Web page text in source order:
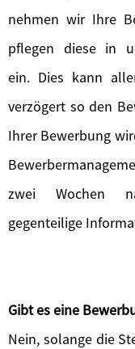
nehmen wir Ihre
pflegen diese in
ein. Dies kann
verzögert so den
Ihrer Bewerbung
zwei Wochen
gegenteilige
Gibt es eine
Nein, solange die